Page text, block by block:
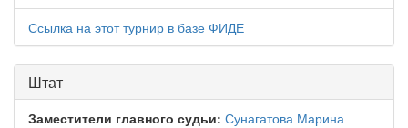
Ссылка на этот турнир в базе ФИДЕ
Штат
Заместители главного судьи: Сунагатова Марина